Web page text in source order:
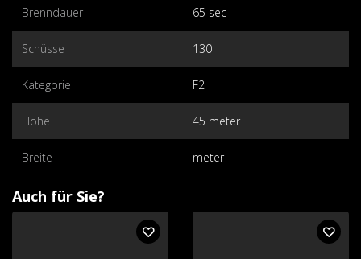
Brenndauer 65 sec
Schüsse 130
Kategorie F2
Höhe 45 meter
Breite meter
Auch für Sie?